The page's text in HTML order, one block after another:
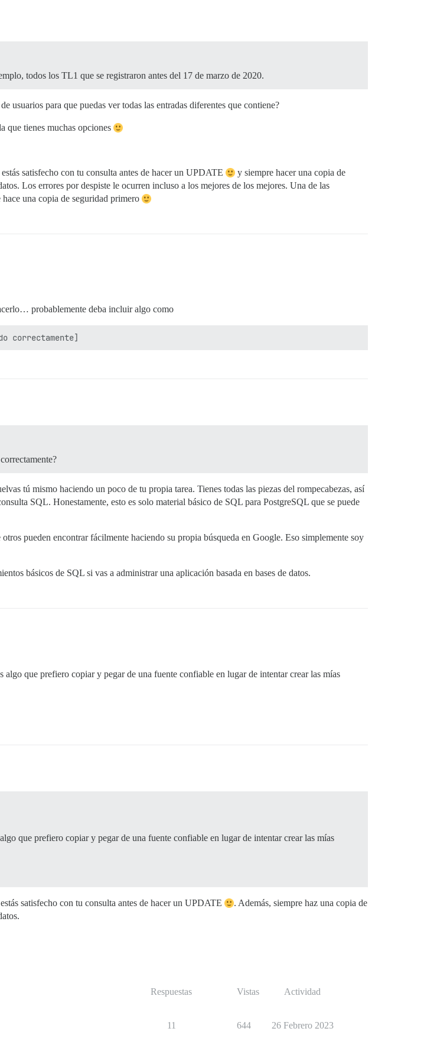
todos los TL1 que se registraron antes del 17 de marzo de 2020.
usuarios para que puedas ver todas las entradas diferentes que contiene?
que tienes muchas opciones
satisfecho con tu consulta antes de hacer un UPDATE
y siempre hacer una copia de
Los errores por despiste le ocurren incluso a los mejores de los mejores. Una de las
una copia de seguridad primero
probablemente deba incluir algo como
tú mismo haciendo un poco de tu propia tarea. Tienes todas las piezas del rompecabezas, así
SQL. Honestamente, esto es solo material básico de SQL para PostgreSQL que se puede
pueden encontrar fácilmente haciendo su propia búsqueda en Google. Eso simplemente soy
básicos de SQL si vas a administrar una aplicación basada en bases de datos.
que prefiero copiar y pegar de una fuente confiable en lugar de intentar crear las mías
que prefiero copiar y pegar de una fuente confiable en lugar de intentar crear las mías
satisfecho con tu consulta antes de hacer un UPDATE
. Además, siempre haz una copia de
Respuestas Vistas Actividad
11 644 26 Febrero 2023